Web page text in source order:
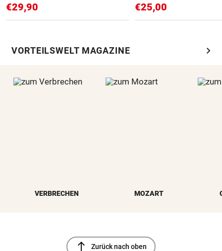
€29,90 €25,00
VORTEILSWELT MAGAZINE chevron_right
VERBRECHEN MOZART
north Zurück nach oben